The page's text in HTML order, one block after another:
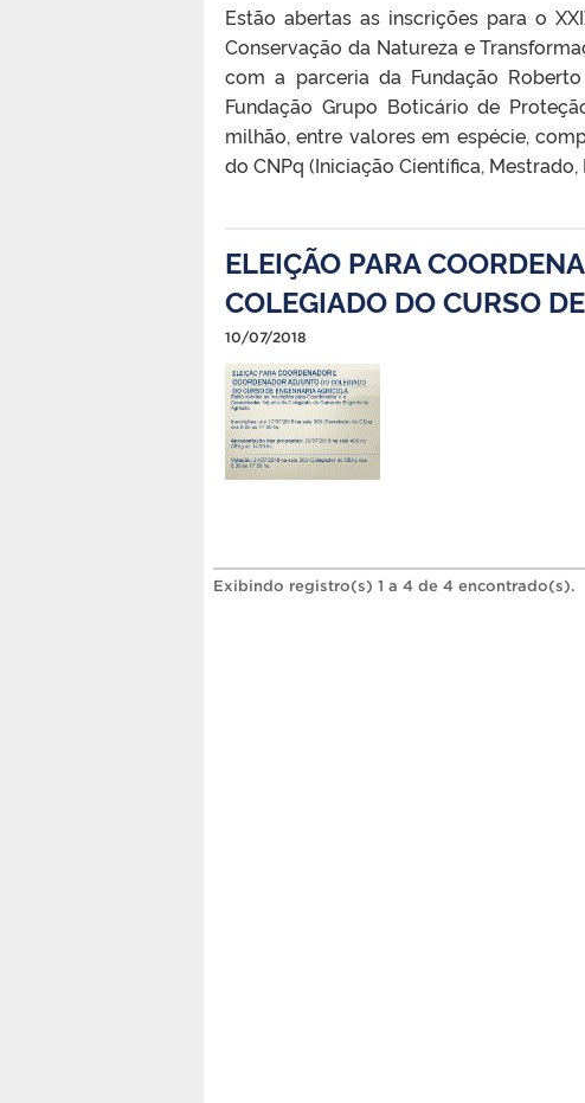
Estão abertas as inscrições para o
Conservação da Natureza e
com a parceria da Fundação
Fundação Grupo Boticário de
milhão, entre valores em espécie,
do CNPq (Iniciação Científica,
ELEIÇÃO PARA
COLEGIADO DO CURSO
10/07/2018
Exibindo registro(s) 1 a 4 de 4 encontrado(s).